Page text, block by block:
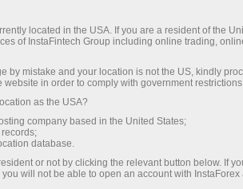
সাথে থেকে আপনি সত্যিকারের
সেরা স্প্রেড ও কমিশন এবং
ট্রেডিংয়ের জন্য সুবিধাজনক
হাইওয়েতে পাওয়া যায়
located in the USA. If you are a resident of the
of InstaFintech Group including online trading,
by mistake and your location is not the US, kindly
in order to comply with government
as the USA?
company based in the United States;
database.
or not by clicking the relevant button below. If
will not be able to open an account with InstaForex